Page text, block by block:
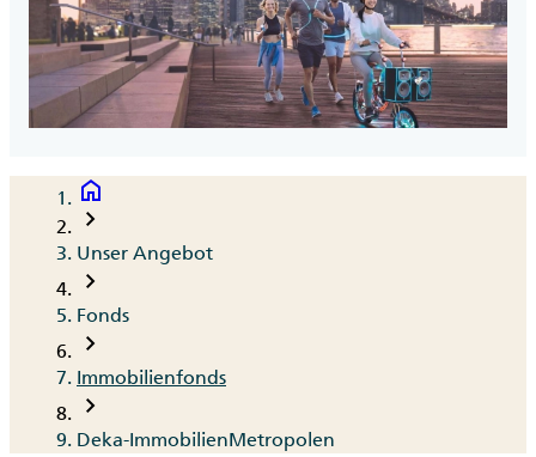
Breadcrumb
home
chevron_right
Unser Angebot
chevron_right
Fonds
chevron_right
Immobilienfonds
chevron_right
Deka-ImmobilienMetropolen